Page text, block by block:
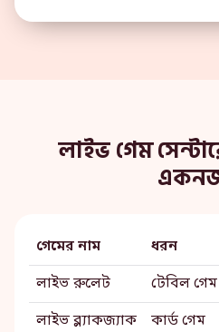
লাইভ গেম
গেমের নাম ধরন
লাইভ রুলেট
টেবিল গেম
লাইভ ব্ল্যাকজ্যাক
কার্ড গেম